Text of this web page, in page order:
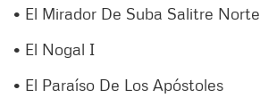
• El Mirador De Suba Salitre Norte
• El Nogal I
• El Paraíso De Los Apóstoles